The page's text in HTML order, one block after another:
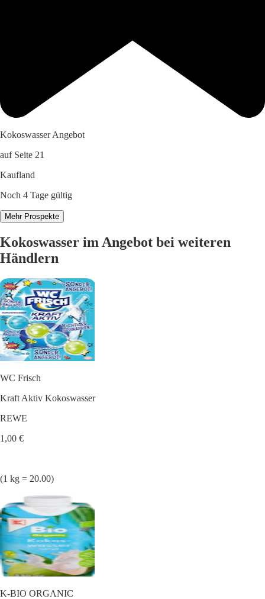
Kokoswasser Angebot
auf Seite 21
Kaufland
Noch 4 Tage gültig
Mehr Prospekte
Kokoswasser im Angebot bei weiteren
Händlern
WC Frisch
Kraft Aktiv Kokoswasser
REWE
1,00 €
(1 kg = 20.00)
K-BIO ORGANIC